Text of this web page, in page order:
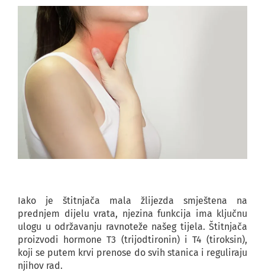
Iako je štitnjača mala žlijezda smještena na
prednjem dijelu vrata, njezina funkcija ima ključnu
ulogu u održavanju ravnoteže našeg tijela. Štitnjača
proizvodi hormone T3 (trijodtironin) i T4 (tiroksin),
koji se putem krvi prenose do svih stanica i reguliraju
njihov rad.